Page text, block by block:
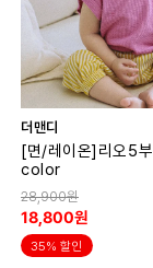
더맨디
[면/레이온]리오5
color
28,900원
18,800원
35% 할인